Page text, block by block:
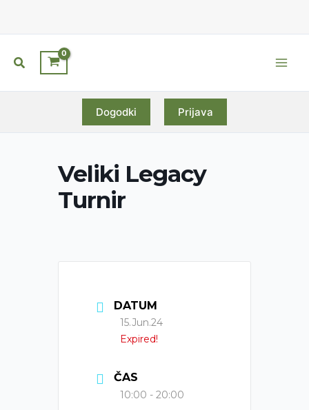
Search
Dogodki Prijava
Veliki Legacy
Turnir
DATUM
15.Jun.24
Expired!
ČAS
10:00 - 20:00